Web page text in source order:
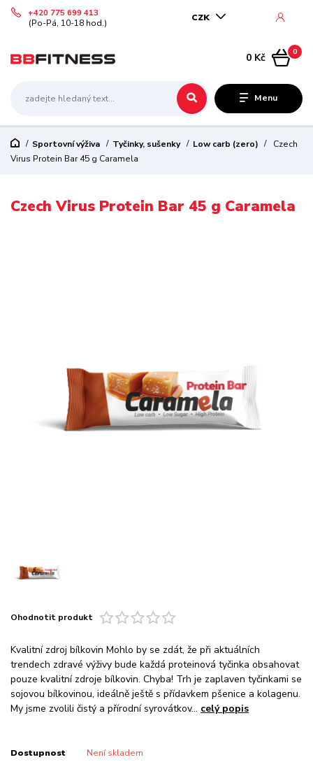
Menu
CZK
+420 775 699 413
(Po-Pá, 10-18 hod.)
0
0 Kč
Sportovní výživa Tyčinky, sušenky Low carb (zero)
Czech
Virus Protein Bar 45 g Caramela
Czech Virus Protein Bar 45 g Caramela
Ohodnotit produkt
Kvalitní zdroj bílkovin Mohlo by se zdát, že při aktuálních
trendech zdravé výživy bude každá proteinová tyčinka obsahovat
pouze kvalitní zdroje bílkovin. Chyba! Trh je zaplaven tyčinkami se
sojovou bílkovinou, ideálně ještě s přídavkem pšenice a kolagenu.
My jsme zvolili čistý a přírodní syrovátkov... celý popis
Dostupnost Není skladem